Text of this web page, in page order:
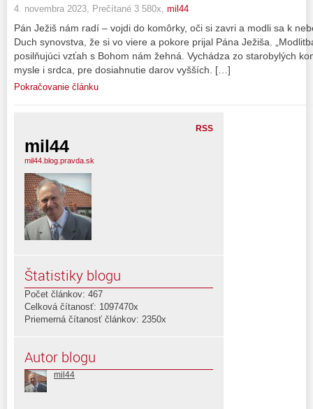
4. novembra 2023, Prečítané 3 580x, mil44
Pán Ježiš nám radí – vojdi do komôrky, oči si zavri a modli sa k
Duch synovstva, že si vo viere a pokore prijal Pána Ježiša.
posilňujúci vzťah s Bohom nám žehná. Vychádza zo starobylých
mysle i srdca, pre dosiahnutie darov vyšších. […]
Pokračovanie článku
RSS
mil44
mil44.blog.pravda.sk
Štatistiky blogu
Počet článkov: 467
Celková čítanosť: 1097470x
Priemerná čítanosť článkov: 2350x
Autor blogu
mil44